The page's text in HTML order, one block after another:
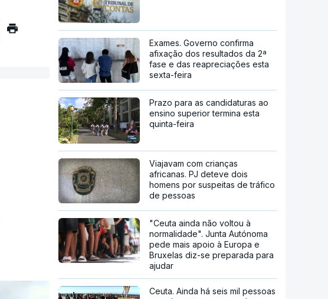
Exames. Governo confirma
afixação dos resultados da 2ª
fase e das reapreciações esta
sexta-feira
Prazo para as candidaturas ao
ensino superior termina esta
quinta-feira
Viajavam com crianças
africanas. PJ deteve dois
homens por suspeitas de tráfico
de pessoas
"Ceuta ainda não voltou à
normalidade". Junta Autónoma
pede mais apoio à Europa e
Bruxelas diz-se preparada para
ajudar
Ceuta. Ainda há seis mil pessoas